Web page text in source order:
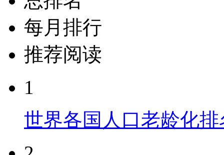
每月排行
推荐阅读
1
世界各国人口老龄化